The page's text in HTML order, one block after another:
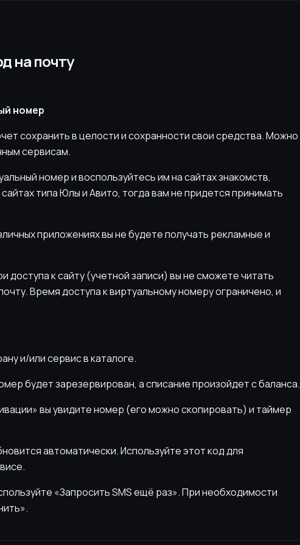
на почту
номер
сохранить в целости и сохранности свои средства. Можно
сервисам.
номер и воспользуйтесь им на сайтах знакомств,
типа Юлы и Авито, тогда вам не придется принимать
приложениях вы не будете получать рекламные и
к сайту (учетной записи) вы не сможете читать
Время доступа к виртуальному номеру ограничено, и
и/или сервис в каталоге.
будет зарезервирован, а списание произойдет с баланса.
вы увидите номер (его можно скопировать) и таймер
автоматически. Используйте этот код для
«Запросить SMS ещё раз». При необходимости